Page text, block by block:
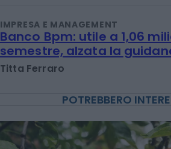
IMPRESA E MANAGEMENT
Banco Bpm: utile a 1,06
semestre, alzata la
Titta Ferraro
POTREBBERO